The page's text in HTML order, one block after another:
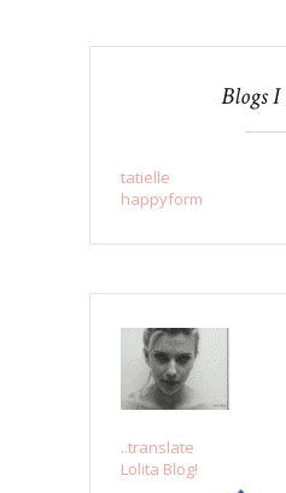
Blogs
tatielle
happyform
..translate
Lolita Blog!